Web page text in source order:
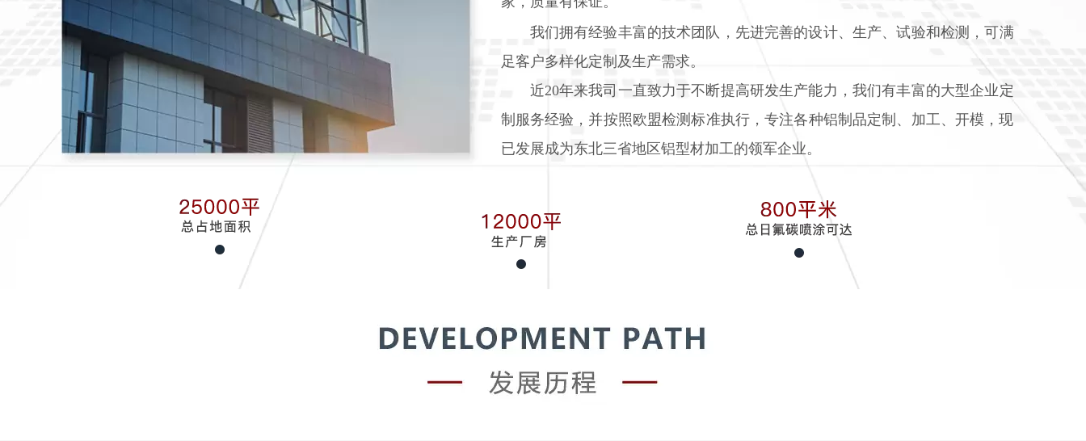
我们拥有经验丰富的技术团队，先进完善的设计、生产、试验和检测，可满
足客户多样化定制及生产需求。
近20年来我司一直致力于不断提高研发生产能力，我们有丰富的大型企业定
制服务经验，并按照欧盟检测标准执行，专注各种铝制品定制、加工、开模，现
已发展成为东北三省地区铝型材加工的领军企业。